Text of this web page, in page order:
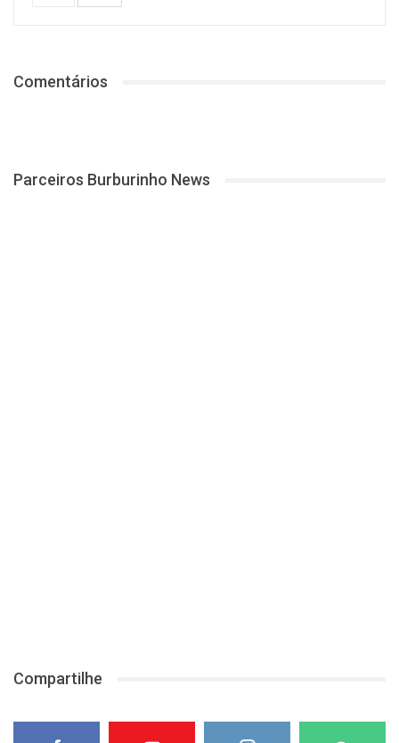
Comentários
Parceiros Burburinho News
Compartilhe